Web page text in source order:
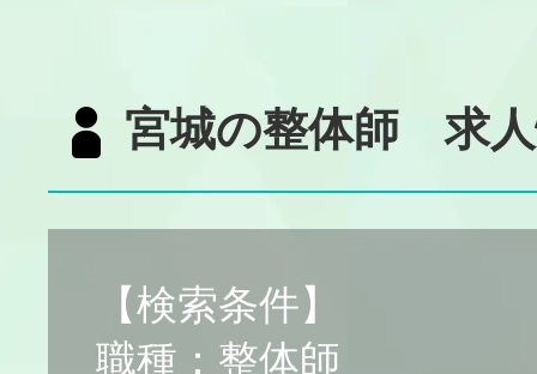
宮城の整体師 求
【検索条件】
職種：整体師